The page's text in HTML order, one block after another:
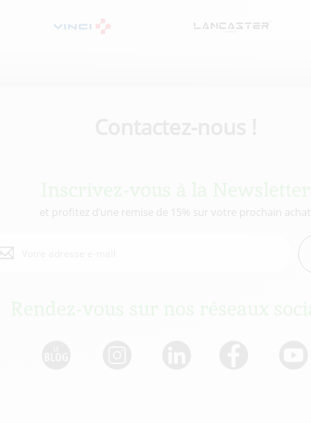
et profitez d’une remise de 15% sur votre prochain achat